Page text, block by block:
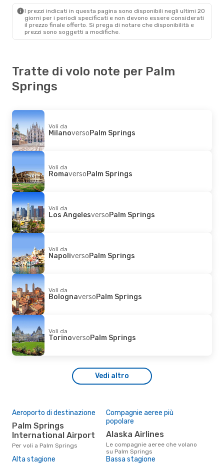
I prezzi indicati in questa pagina sono disponibili negli ultimi 20
giorni per i periodi specificati e non devono essere considerati
il ​​prezzo finale offerto. Si prega di notare che disponibilità e
prezzi sono soggetti a modifiche.
Tratte di volo note per Palm
Springs
Voli da
MilanoversoPalm Springs
Voli da
RomaversoPalm Springs
Voli da
Los AngelesversoPalm Springs
Voli da
NapoliversoPalm Springs
Voli da
BolognaversoPalm Springs
Voli da
TorinoversoPalm Springs
Vedi altro
Aeroporto di destinazione
Palm Springs
International Airport
Per voli a Palm Springs
Compagnie aeree più
popolare
Alaska Airlines
Le compagnie aeree che volano
su Palm Springs
Alta stagione Bassa stagione